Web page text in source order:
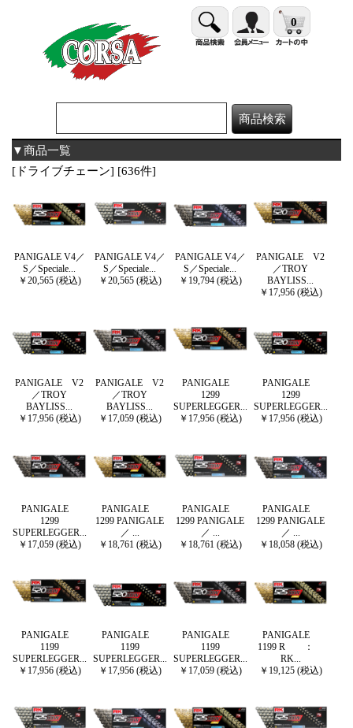
0
▼商品一覧
[ドライブチェーン] [636件]
PANIGALE V4／
S／Speciale...
￥20,565 (税込)
PANIGALE V4／
S／Speciale...
￥20,565 (税込)
PANIGALE V4／
S／Speciale...
￥19,794 (税込)
PANIGALE V2
／TROY
BAYLISS...
￥17,956 (税込)
PANIGALE V2
／TROY
BAYLISS...
￥17,956 (税込)
PANIGALE V2
／TROY
BAYLISS...
￥17,059 (税込)
PANIGALE
1299
SUPERLEGGER...
￥17,956 (税込)
PANIGALE
1299
SUPERLEGGER...
￥17,956 (税込)
PANIGALE
1299
SUPERLEGGER...
￥17,059 (税込)
PANIGALE
1299 PANIGALE
／ ...
￥18,761 (税込)
PANIGALE
1299 PANIGALE
／ ...
￥18,761 (税込)
PANIGALE
1299 PANIGALE
／ ...
￥18,058 (税込)
PANIGALE
1199
SUPERLEGGER...
￥17,956 (税込)
PANIGALE
1199
SUPERLEGGER...
￥17,956 (税込)
PANIGALE
1199
SUPERLEGGER...
￥17,059 (税込)
PANIGALE
1199 R ：
RK...
￥19,125 (税込)